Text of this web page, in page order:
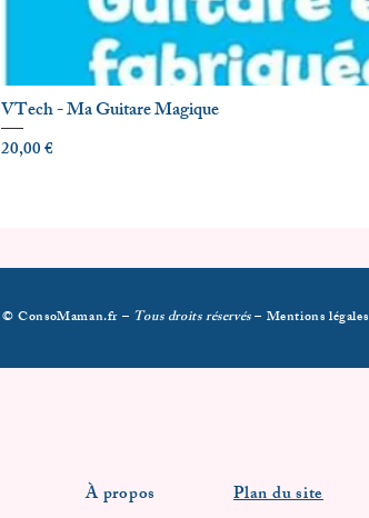
VTech - Ma Guitare Magique
Prix
20,00 €
© ConsoMaman.fr – Tous droits réservés– Mentions légales
À propos Plan du site